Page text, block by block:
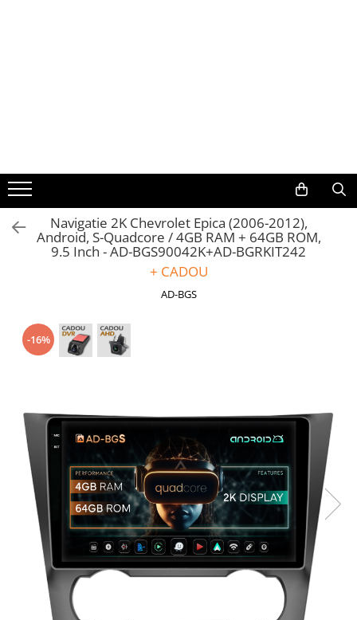
Volkswagen
Audi
Skoda
Dacia
Peugeot
Hyundai
Toyota
Navigatie 2K Chevrolet Epica (2006-2012),
Android, S-Quadcore / 4GB RAM + 64GB ROM,
9.5 Inch - AD-BGS90042K+AD-BGRKIT242
+ CADOU
AD-BGS
-16%